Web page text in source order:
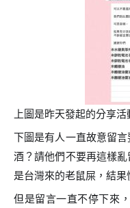
上圖是昨天發起的分享
下圖是有人一直故意留
酒？請他們不要再這樣
是台灣來的老鼠屎，結
但是留言一直不停下來